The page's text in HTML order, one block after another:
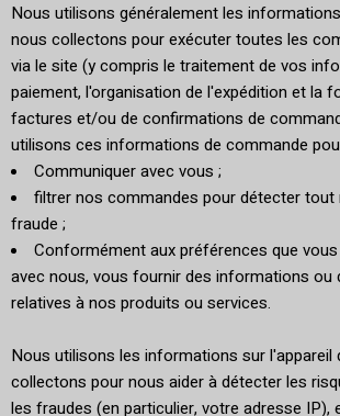
Nous utilisons généralement les
nous collectons pour exécuter toutes les
via le site (y compris le traitement de vos
paiement, l'organisation de l'expédition et la
factures et/ou de confirmations de
utilisons ces informations de commande
Communiquer avec vous ;
filtrer nos commandes pour détecter tout
fraude ;
Conformément aux préférences que
avec nous, vous fournir des informations ou
relatives à nos produits ou services.
Nous utilisons les informations sur l'appareil
collectons pour nous aider à détecter les
les fraudes (en particulier, votre adresse IP),